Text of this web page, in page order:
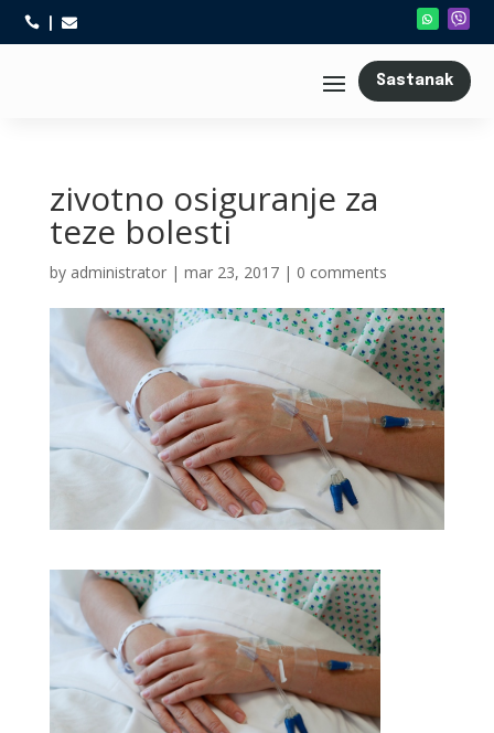
 
Sastanak
zivotno osiguranje za
teze bolesti
by administrator| mar 23, 2017| 0 comments